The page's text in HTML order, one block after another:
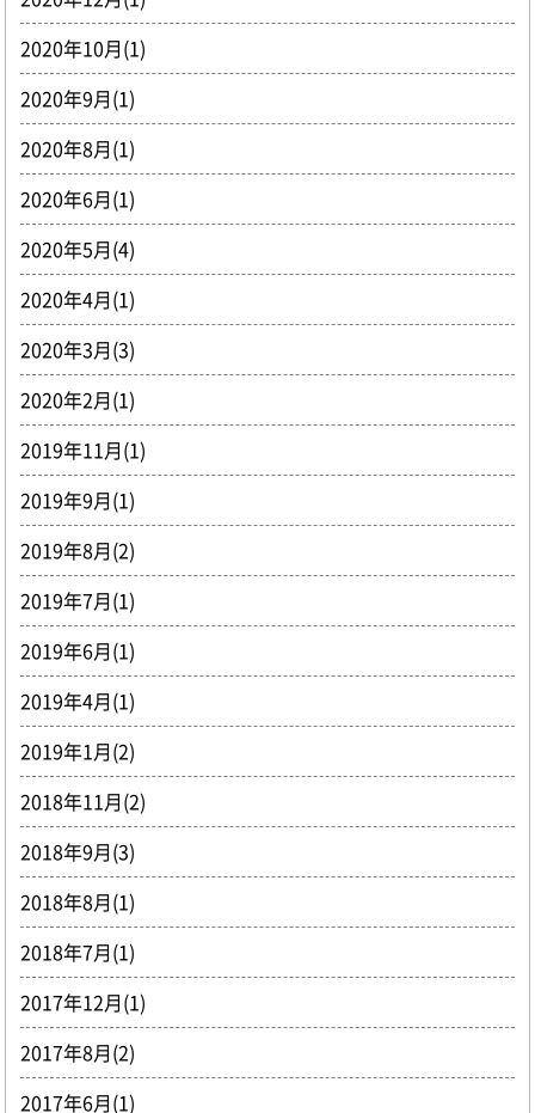
2020年10月(1)
2020年9月(1)
2020年8月(1)
2020年6月(1)
2020年5月(4)
2020年4月(1)
2020年3月(3)
2020年2月(1)
2019年11月(1)
2019年9月(1)
2019年8月(2)
2019年7月(1)
2019年6月(1)
2019年4月(1)
2019年1月(2)
2018年11月(2)
2018年9月(3)
2018年8月(1)
2018年7月(1)
2017年12月(1)
2017年8月(2)
2017年6月(1)